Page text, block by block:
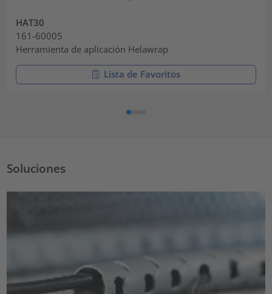
HAT30
161-60005
Herramienta de aplicación Helawrap
Lista de Favoritos
Soluciones